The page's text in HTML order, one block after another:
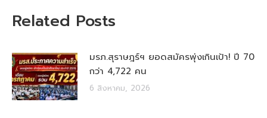
Related Posts
มรภ.สุราษฎร์ฯ ยอดสมัครพุ่งเกินเป้า! ปี 70
กว่า 4,722 คน
6 สิงหาคม, 2026